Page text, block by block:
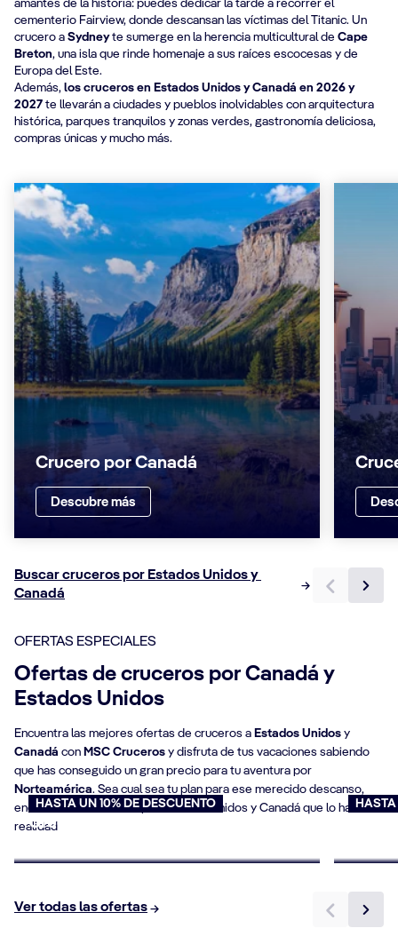
amantes de la historia: puedes dedicar la tarde a recorrer el
cementerio Fairview, donde descansan las víctimas del Titanic. Un
crucero a Sydneyte sumerge en la herencia multicultural de Cape
Breton, una isla que rinde homenaje a sus raíces escocesas y de
Europa del Este.
Además, los cruceros en Estados Unidos y Canadá en 2026 y
2027 te llevarán a ciudades y pueblos inolvidables con arquitectura
histórica, parques tranquilos y zonas verdes, gastronomía deliciosa,
compras únicas y mucho más.
Crucero por Canadá
Descubre más
Buscar cruceros por Estados Unidos y
Canadá
OFERTAS ESPECIALES
Ofertas de cruceros por Canadá y
Estados Unidos
Encuentra las mejores ofertas de cruceros a Estados Unidos y
Canadá con MSC Cruceros y disfruta de tus vacaciones sabiendo
que has conseguido un gran precio para tu aventura por
Norteamérica. Sea cual sea tu plan para ese merecido descanso,
encontrarás un crucero por Estados Unidos y Canadá que lo hará
realidad
HASTA UN 10% DE DESCUENTO
Cruceros para personas mayores
HASTA
Ver todas las ofertas